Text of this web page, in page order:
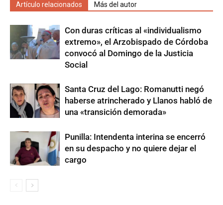
Artículo relacionados Más del autor
Con duras críticas al «individualismo
extremo», el Arzobispado de Córdoba
convocó al Domingo de la Justicia
Social
Santa Cruz del Lago: Romanutti negó
haberse atrincherado y Llanos habló de
una «transición demorada»
Punilla: Intendenta interina se encerró
en su despacho y no quiere dejar el
cargo